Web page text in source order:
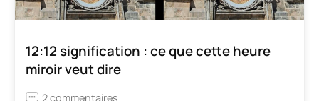
12:12 signification : ce que cette heure
miroir veut dire
2 commentaires